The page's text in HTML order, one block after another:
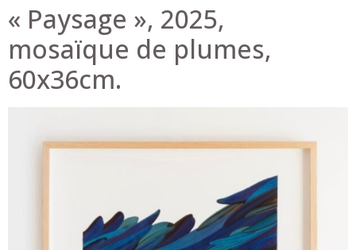
« Paysage », 2025,
mosaïque de plumes,
60x36cm.